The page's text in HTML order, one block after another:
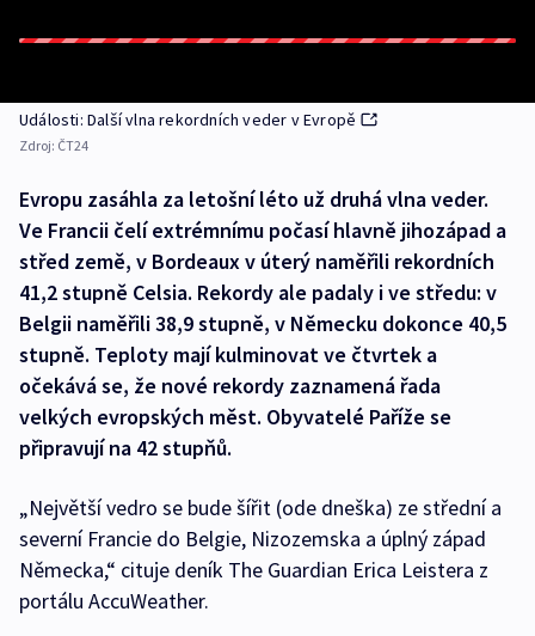
Události: Další vlna rekordních veder v Evropě
Zdroj: ČT24
Evropu zasáhla za letošní léto už druhá vlna veder.
Ve Francii čelí extrémnímu počasí hlavně jihozápad a
střed země, v Bordeaux v úterý naměřili rekordních
41,2 stupně Celsia. Rekordy ale padaly i ve středu: v
Belgii naměřili 38,9 stupně, v Německu dokonce 40,5
stupně. Teploty mají kulminovat ve čtvrtek a
očekává se, že nové rekordy zaznamená řada
velkých evropských měst. Obyvatelé Paříže se
připravují na 42 stupňů.
„Největší vedro se bude šířit (ode dneška) ze střední a
severní Francie do Belgie, Nizozemska a úplný západ
Německa,“ cituje deník The Guardian Erica Leistera z
portálu AccuWeather.